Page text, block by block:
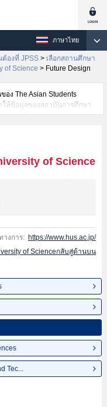
ภาษาไทย
องที่ JPSS > เลือกสถานศึกษา
of Science > Future Design
อง The Asian Students
ให้ข้อมูลของสถาบันการศึกษา
ดับอนุปริญญา・วิทยาลัย
สอบคัดเลือกเข้าศึกษาเช่น
ดเลือกเป็นต้น,แนะนำสถาน
รค้นหาข้อมูลตามอัธยาศัย
of Science
างการ: https://www.hus.ac.jp/
of Scienceกลับสู่ด้านบน
Tec...